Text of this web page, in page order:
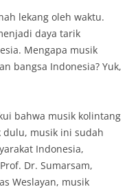
lekang oleh waktu.
daya tarik
Mengapa musik
bangsa Indonesia? Yuk,
bahwa musik kolintang
dulu, musik ini sudah
Indonesia,
Dr. Sumarsam,
Weslayan, musik